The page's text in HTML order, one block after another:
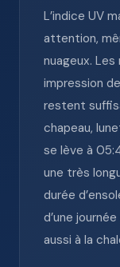
L’indice UV
attention,
nuageux.
impression
restent
chapeau,
se lève à
une très
durée
d’une
aussi à la